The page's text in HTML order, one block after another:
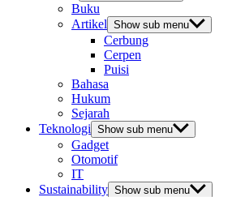
Buku
Artikel Show sub menu
Cerbung
Cerpen
Puisi
Bahasa
Hukum
Sejarah
Teknologi Show sub menu
Gadget
Otomotif
IT
Sustainability Show sub menu